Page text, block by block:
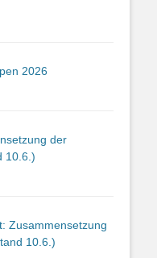
2026
der
10.6.)
Zusammensetzung
10.6.)